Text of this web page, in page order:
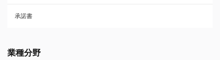
賃貸借契約
承諾書
業種分野